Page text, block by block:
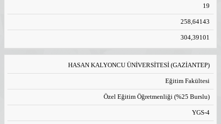
19
258,64143
304,39101
HASAN KALYONCU ÜNİVERSİTESİ (GAZİANTEP)
Eğitim Fakültesi
Özel Eğitim Öğretmenliği (%25 Burslu)
YGS-4